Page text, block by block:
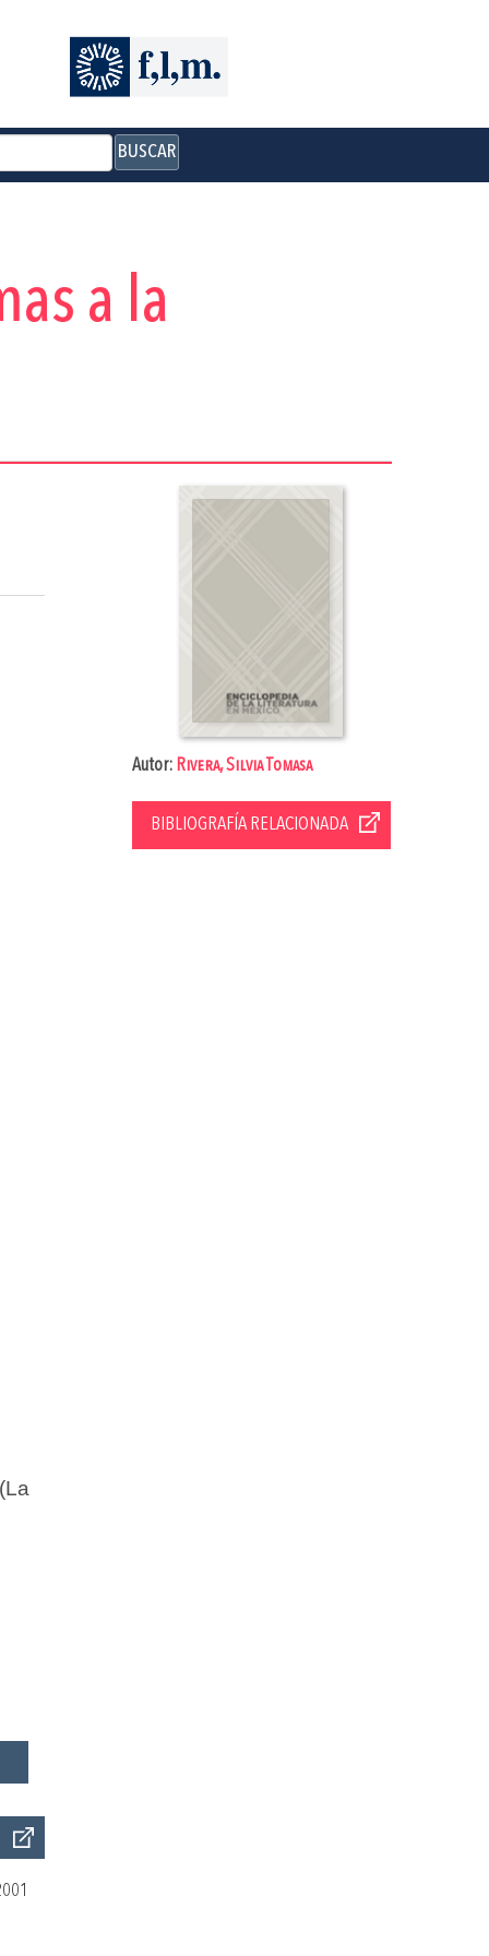
BUSCAR
a la
Autor: Rivera, Silvia Tomasa
BIBLIOGRAFÍA RELACIONADA